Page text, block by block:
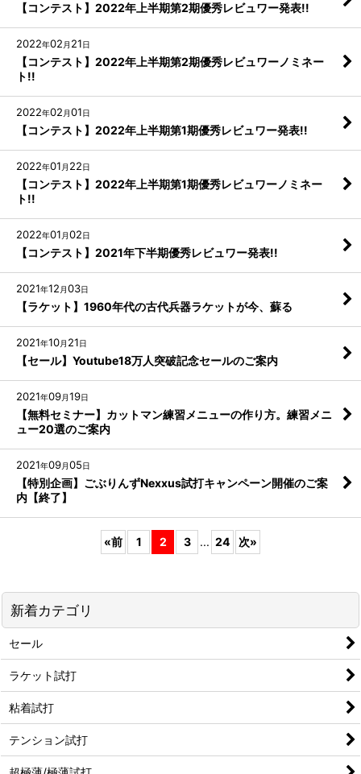
【コンテスト】2022年上半期第2期優秀レビュワー発表!!
2022年02 月 21日
【コンテスト】2022年上半期第2期優秀レビュワーノミネー
ト!!
2022年02 月01日
【コンテスト】2022年上半期第1期優秀レビュワー発表!!
2022年01 月 22日
【コンテスト】2022年上半期第1期優秀レビュワーノミネー
ト!!
2022年01 月02日
【コンテスト】2021年下半期優秀レビュワー発表!!
2021年12 月03日
【ラケット】1960年代の古代兵器ラケットが今、蘇る
2021年10月 21日
【セール】Youtube18万人突破記念セールのご案内
2021年09月19日
【無料セミナー】カットマン練習メニューの作り方。練習メニ
ュー20選のご案内
2021年09月05日
【特別企画】ごぶりんずNexxus試打キャンペーン開催のご案
内【終了】
«前 1 2 3 ... 24 次»
新着カテゴリ
セール
ラケット試打
粘着試打
テンション試打